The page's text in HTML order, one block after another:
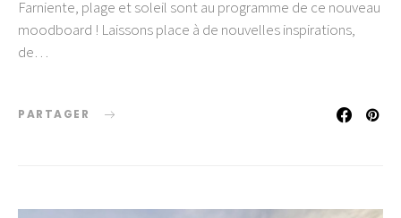
Farniente, plage et soleil sont au programme de ce nouveau
moodboard ! Laissons place à de nouvelles inspirations,
de…
PARTAGER